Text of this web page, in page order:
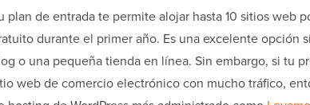
plan de entrada te permite alojar hasta 10 sitios web
durante el primer año. Es una excelente opción
o una pequeña tienda en línea. Sin embargo, si tu
web de comercio electrónico con mucho tráfico,